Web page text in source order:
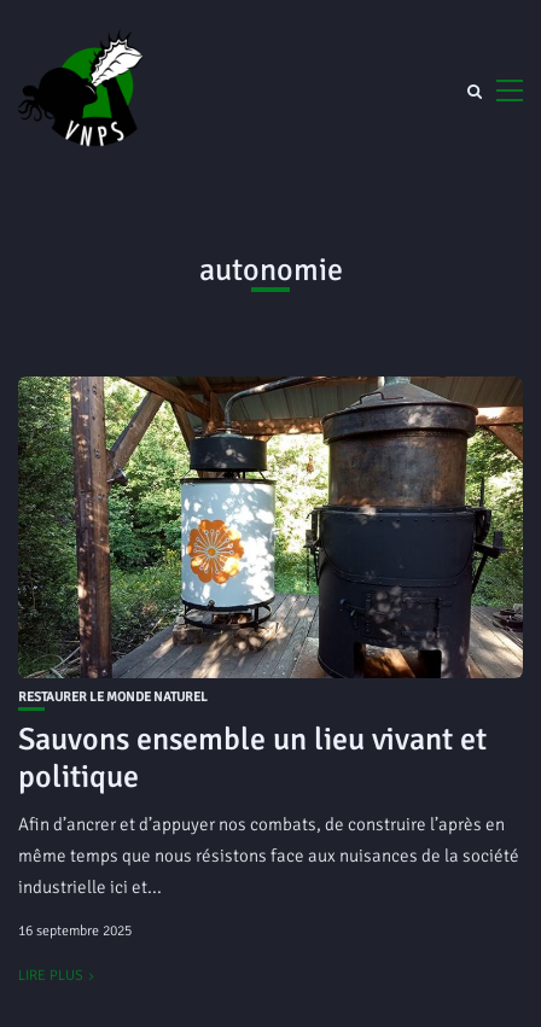
autonomie
RESTAURER LE MONDE NATUREL
Sauvons ensemble un lieu vivant et
politique
Afin d’ancrer et d’appuyer nos combats, de construire l’après en
même temps que nous résistons face aux nuisances de la société
industrielle ici et...
16 septembre 2025
LIRE PLUS